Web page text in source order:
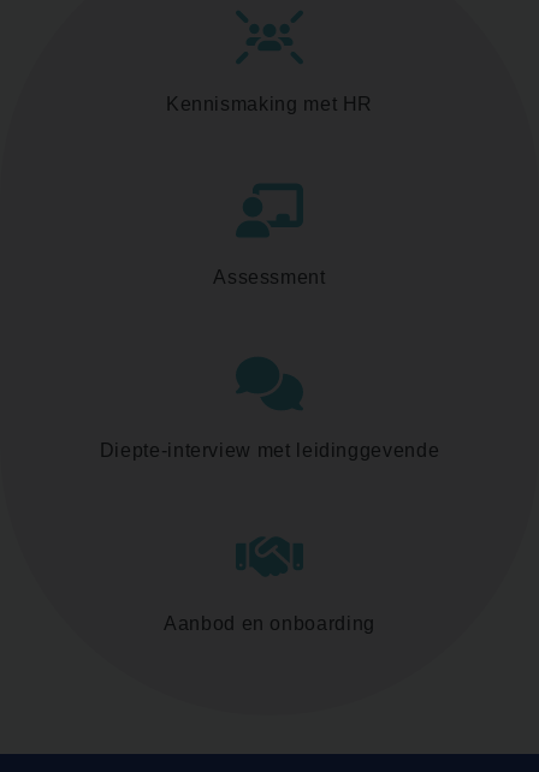
Kennismaking met HR
Assessment
Diepte-interview met leidinggevende
Aanbod en onboarding